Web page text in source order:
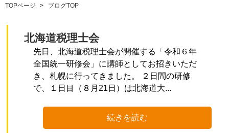
TOPページ ブログTOP
北海道税理士会
先日、北海道税理士会が開催する「令和６年
全国統一研修会」に講師としてお招きいただ
き、札幌に行ってきました。 ２日間の研修
で、１日目（８月21日）は北海道大...
続きを読む